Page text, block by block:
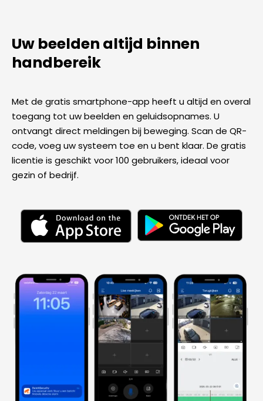
Uw beelden altijd binnen
handbereik
Met de gratis smartphone-app heeft u altijd en overal
toegang tot uw beelden en geluidsopnames. U
ontvangt direct meldingen bij beweging. Scan de QR-
code, voeg uw systeem toe en u bent klaar. De gratis
licentie is geschikt voor 100 gebruikers, ideaal voor
gezin of bedrijf.